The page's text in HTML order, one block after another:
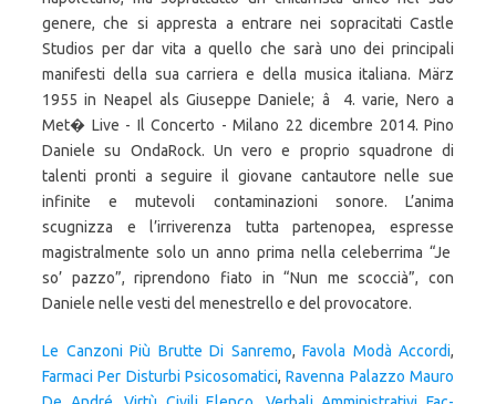
Le Canzoni Più Brutte Di Sanremo, Favola Modà Accordi,
Farmaci Per Disturbi Psicosomatici,Ravenna Palazzo Mauro